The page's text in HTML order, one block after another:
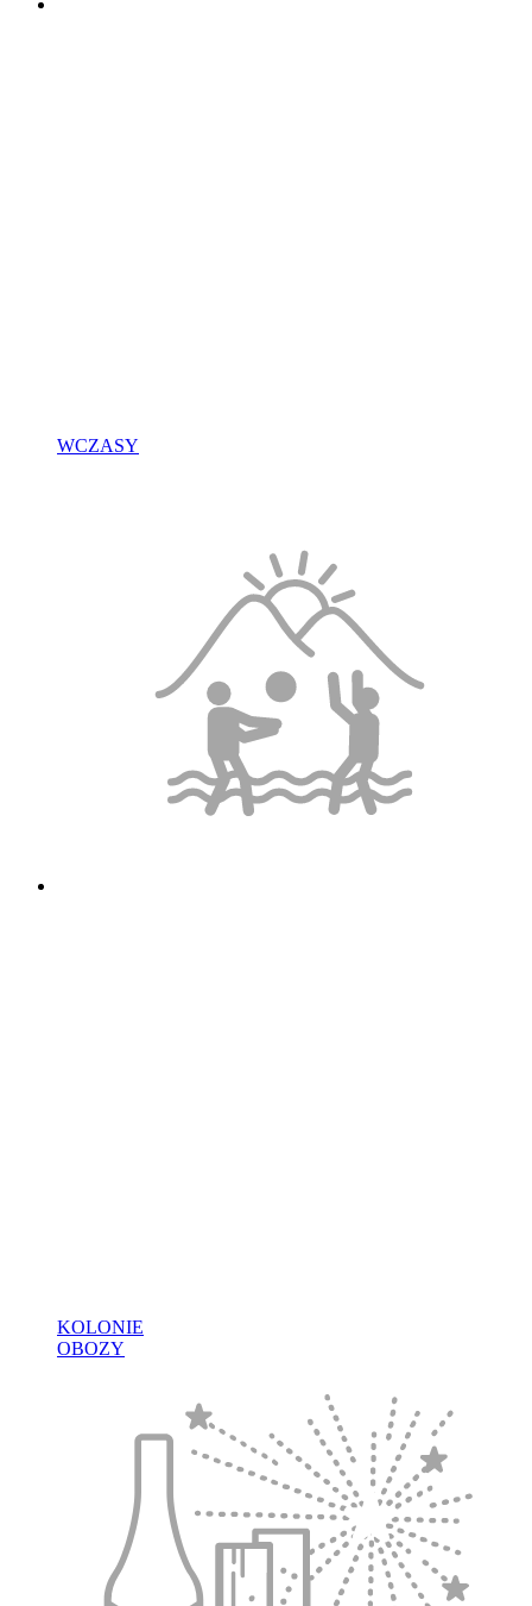
WCZASY
KOLONIE
OBOZY